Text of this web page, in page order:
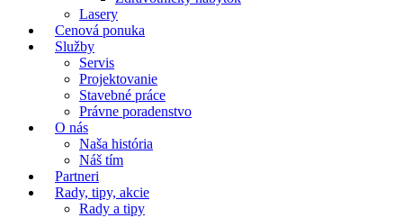
Lasery
Cenová ponuka
Služby
Servis
Projektovanie
Stavebné práce
Právne poradenstvo
O nás
Naša história
Náš tím
Partneri
Rady, tipy, akcie
Rady a tipy